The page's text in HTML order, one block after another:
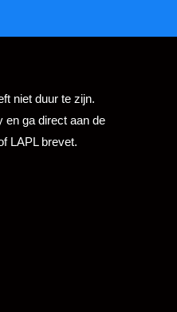
niet duur te zijn.
en ga direct aan de
LAPL brevet.